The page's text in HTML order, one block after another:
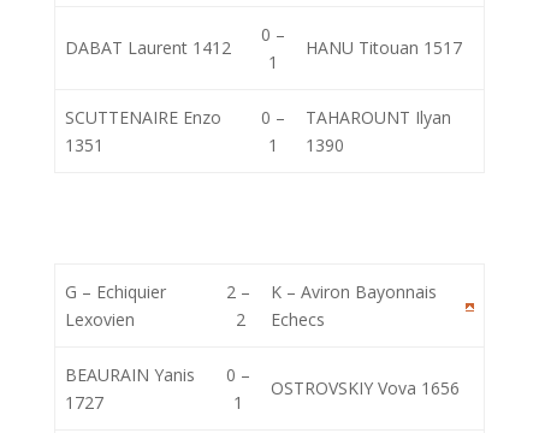
DABAT Laurent 1412
0 –
1
HANU Titouan 1517
SCUTTENAIRE Enzo
1351
0 –
1
TAHAROUNT Ilyan
1390
G – Echiquier
Lexovien
2 –
2
K – Aviron Bayonnais
Echecs
BEAURAIN Yanis
1727
0 –
1
OSTROVSKIY Vova 1656